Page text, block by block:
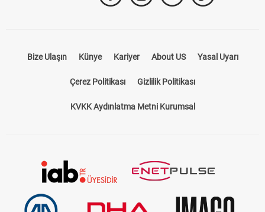
Bize Ulaşın Künye Kariyer About US Yasal Uyarı
Çerez Politikası Gizlilik Politikası
KVKK Aydınlatma Metni Kurumsal